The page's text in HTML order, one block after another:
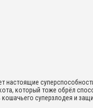
настоящие
который тоже обрёл
суперзлодея и